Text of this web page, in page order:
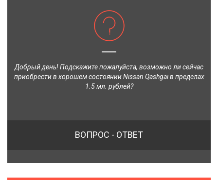
Добрый день! Подскажите пожалуйста, возможно ли сейчас
приобрести в хорошем состоянии Nissan Qashgai в пределах
1.5 мл. рублей?
ВОПРОС - ОТВЕТ